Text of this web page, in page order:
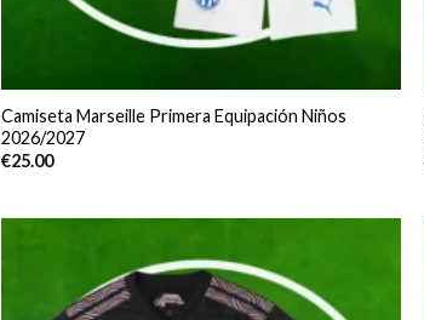
Camiseta Marseille Primera Equipación Niños
2026/2027
€25.00